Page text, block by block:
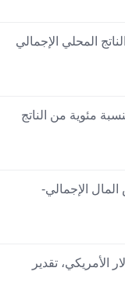
المحلي الإجمالي
مئوية من الناتج
المال الإجمالي-
الأمريكي، تقدير